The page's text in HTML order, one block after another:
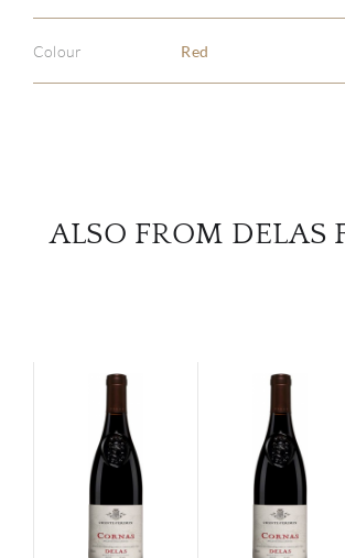
Colour Red
ALSO FROM DELAS